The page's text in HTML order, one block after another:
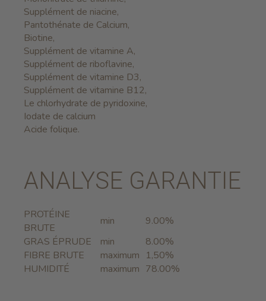
Supplément de niacine,
Pantothénate de Calcium,
Biotine,
Supplément de vitamine A,
Supplément de riboflavine,
Supplément de vitamine D3,
Supplément de vitamine B12,
Le chlorhydrate de pyridoxine,
Iodate de calcium
Acide folique.
ANALYSE GARANTIE
PROTÉINE
BRUTE
min
9.00%
GRAS ÉPRUDE
min
8.00%
FIBRE BRUTE
maximum 1,50%
HUMIDITÉ
maximum 78.00%